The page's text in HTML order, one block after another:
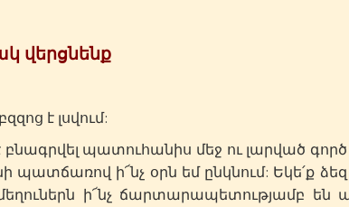
վերցնենք
է լսվում:
պատուհանիս մեջ ու լարված գործ
պատճառով ի՜նչ օրն եմ ընկնում: Եկե՛ք
ի՜նչ ճարտարապետությամբ են